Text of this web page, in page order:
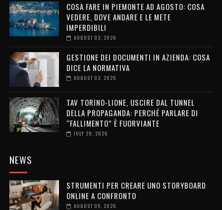
COSA FARE IN PIEMONTE AD AGOSTO: COSA
VEDERE, DOVE ANDARE E LE METE
IMPERDIBILI
AUGUST 03, 2026
GESTIONE DEI DOCUMENTI IN AZIENDA: COSA
DICE LA NORMATIVA
AUGUST 03, 2026
TAV TORINO-LIONE, USCIRE DAL TUNNEL
DELLA PROPAGANDA: PERCHÉ PARLARE DI
“FALLIMENTO” È FUORVIANTE
JULY 29, 2026
NEWS
STRUMENTI PER CREARE UNO STORYBOARD
ONLINE A CONFRONTO
AUGUST 05, 2026